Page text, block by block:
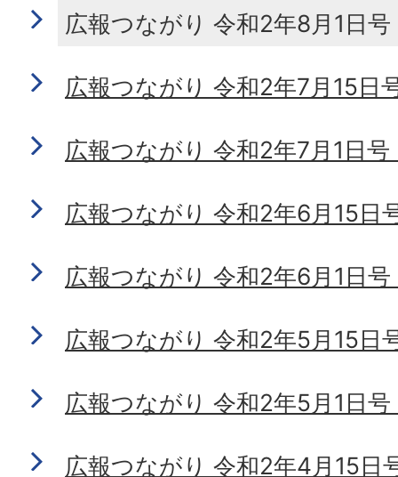
広報つながり 令和2年8月1日号
広報つながり 令和2年7月15日
広報つながり 令和2年7月1日号
広報つながり 令和2年6月15日
広報つながり 令和2年6月1日号
広報つながり 令和2年5月15日
広報つながり 令和2年5月1日
広報つながり 令和2年4月15日